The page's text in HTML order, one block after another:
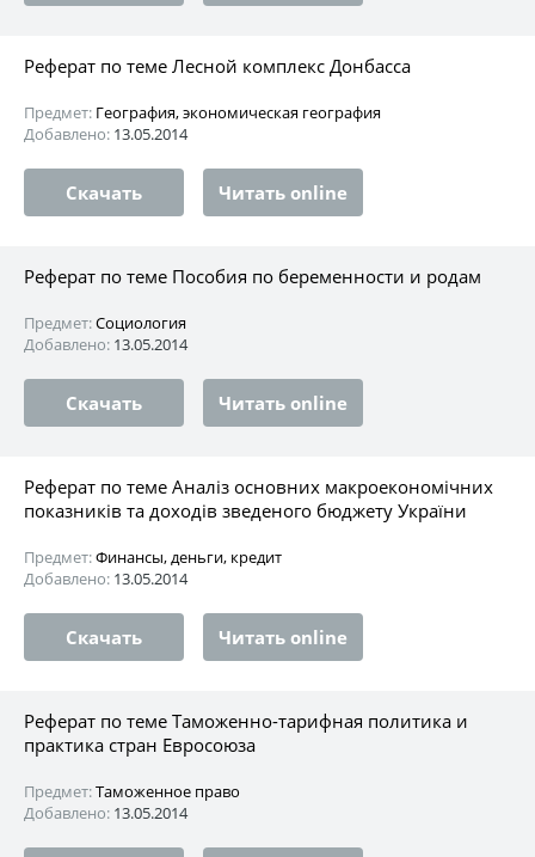
Реферат по теме Лесной комплекс Донбасса
Предмет: География, экономическая география
Добавлено: 13.05.2014
Скачать Читать online
Реферат по теме Пособия по беременности и родам
Предмет:Социология
Добавлено: 13.05.2014
Скачать Читать online
Реферат по теме Аналіз основних макроекономічних
показників та доходів зведеного бюджету України
Предмет:Финансы, деньги, кредит
Добавлено: 13.05.2014
Скачать Читать online
Реферат по теме Таможенно-тарифная политика и
практика стран Евросоюза
Предмет:Таможенное право
Добавлено: 13.05.2014